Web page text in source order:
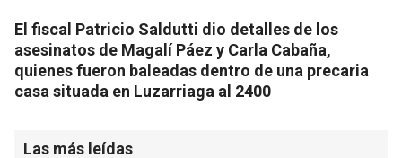
El fiscal Patricio Saldutti dio detalles de los
asesinatos de Magalí Páez y Carla Cabaña,
quienes fueron baleadas dentro de una precaria
casa situada en Luzarriaga al 2400
Las más leídas